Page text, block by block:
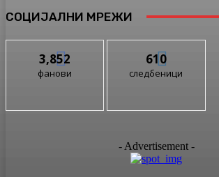
СОЦИЈАЛНИ МРЕЖИ
3,852
фанови
610
следбеници
- Advertisement -